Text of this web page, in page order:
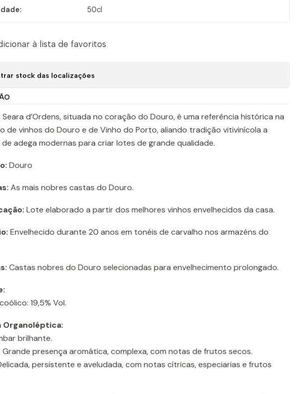
50cl
à lista de favoritos
stock das localizações
d’Ordens, situada no coração do Douro, é uma referência histórica na
de vinhos do Douro e de Vinho do Porto, aliando tradição vitivinícola a
adega modernas para criar lotes de grande qualidade.
Douro
As mais nobres castas do Douro.
Lote elaborado a partir dos melhores vinhos envelhecidos da casa.
Envelhecido durante 20 anos em tonéis de carvalho nos armazéns do
Castas nobres do Douro selecionadas para envelhecimento prolongado.
19,5% Vol.
Organoléptica:
brilhante.
Grande presença aromática, complexa, com notas de frutos secos.
persistente e aveludada, com notas cítricas, especiarias e frutos